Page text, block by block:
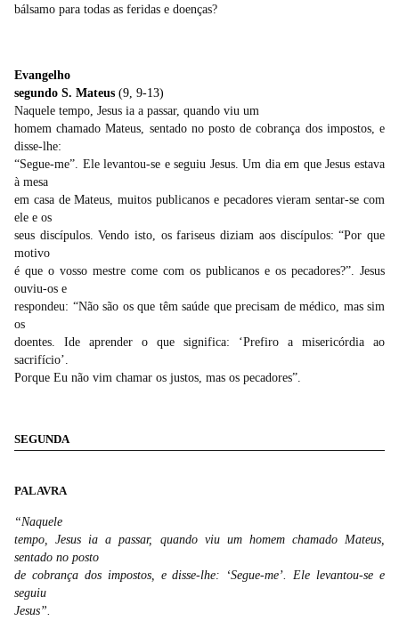
bálsamo para todas as feridas e doenças?
Evangelho
segundo S. Mateus (9, 9-13)
Naquele tempo, Jesus ia a passar, quando viu um
homem chamado Mateus, sentado no posto de cobrança dos impostos, e
disse-lhe:
“Segue-me”. Ele levantou-se e seguiu Jesus. Um diaem que Jesus estava
à mesa
em casa de Mateus, muitos publicanos e pecadores vieram sentar-se com
ele e os
seus discípulos. Vendo isto, os fariseus diziam aos discípulos: “Por que
motivo
é que o vosso mestre come com os publicanos e os pecadores?”. Jesus
ouviu-os e
respondeu: “Não são os que têm saúde que precisam de médico, mas sim
os
doentes. Ide aprender o que significa: ‘Prefiro a misericórdia ao
sacrifício’.
Porque Eu não vim chamar os justos, mas os pecadores”.
SEGUNDA
PALAVRA
“Naquele
tempo, Jesus ia a passar, quando viu um homem chamado Mateus,
sentado no posto
de cobrança dos impostos, e disse-lhe: ‘Segue-me’. Ele levantou-se e
seguiu
Jesus”.